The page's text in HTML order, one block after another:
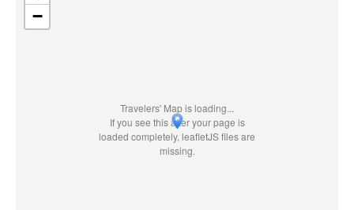
Travelers' Map is loading...
If you see this after your page is
loaded completely, leafletJS files are
missing.
−